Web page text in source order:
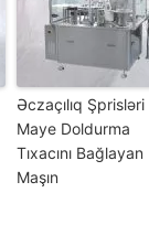
Əczaçılıq Şprisləri
Maye Doldurma
Tıxacını Bağlayan
Maşın